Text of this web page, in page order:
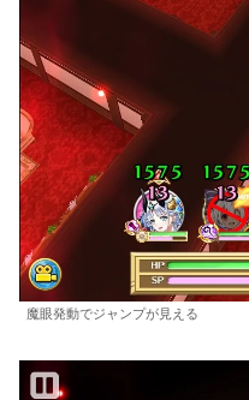
魔眼発動でジャンプが見える